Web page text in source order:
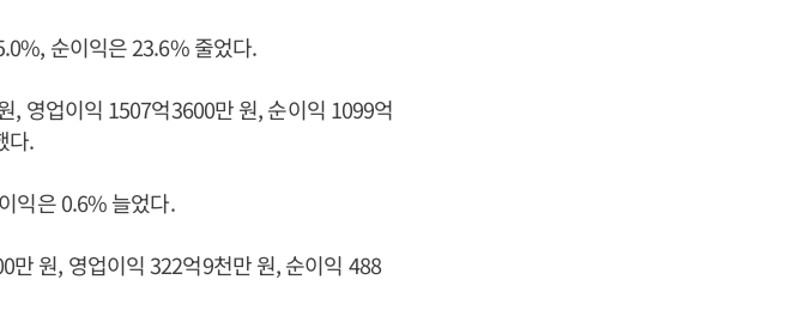
순이익은 23.6% 줄었다.
, 영업이익 1507억3600만 원, 순이익 1099억
다.
익은 0.6% 늘었다.
원, 영업이익 322억9천만 원, 순이익 488